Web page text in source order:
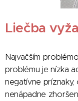
Liečba
Najväčším
problému je nízka
negatívne
nenápadne